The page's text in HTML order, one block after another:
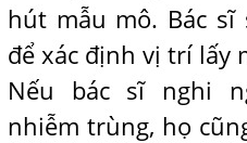
hút mẫu mô. Bác
để xác định vị trí lấy
Nếu bác sĩ nghi
nhiễm trùng, họ